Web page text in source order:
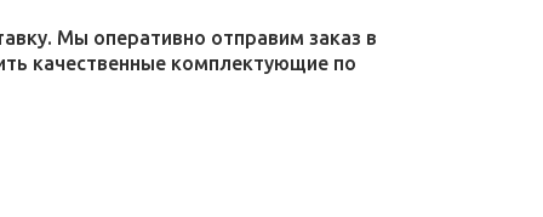
Мы оперативно отправим заказ в
качественные комплектующие по